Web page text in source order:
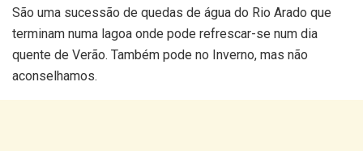
São uma sucessão de quedas de água do Rio Arado que
terminam numa lagoa onde pode refrescar-se num dia
quente de Verão. Também pode no Inverno, mas não
aconselhamos.